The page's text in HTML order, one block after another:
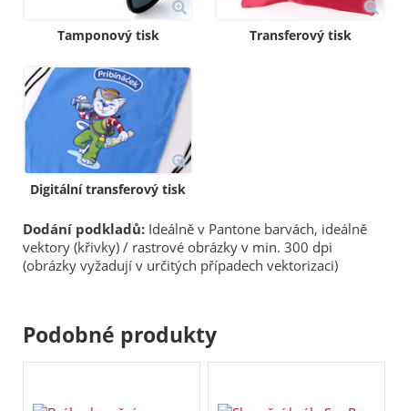
Tamponový tisk Transferový tisk
Digitální transferový tisk
Dodání podkladů: Ideálně v Pantone barvách, ideálně
vektory (křivky) / rastrové obrázky v min. 300 dpi
(obrázky vyžadují v určitých případech vektorizaci)
Podobné produkty